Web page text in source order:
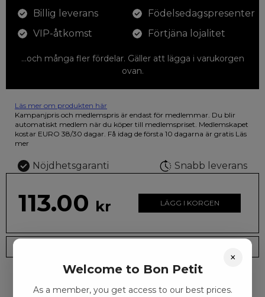
Billig leverans
VIP-åtkomst
Födelsedagspresenter
Förtjäna lojalitet
...och många fler fördelar. Gäller att lägga i varukorgen
ovan.
Läs mer om produkten här
12 färgpennor som du kan färglägga dina teckningar med. På
illustrationen på den vackra askan finns fjärilar i vilda fluorescerande
färger.
Kampanjpris och medlemspris är endast för medlemmar. Du blir
automatiskt medlem när du köper till medlemspriset. Medlemskapet
kostar EURO 38/30 dagar. Få idag de första 10 dagarna är gratis Läs
mer
Nöjdhetsgaranti Snabb leverans
113.00 kr LÄGG I KORGEN
×
Welcome to Bon Petit
As a member, you get access to our best prices.